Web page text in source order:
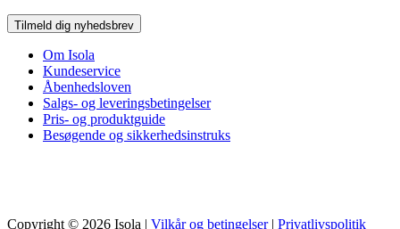
Tilmeld dig nyhedsbrev
Om Isola
Kundeservice
Åbenhedsloven
Salgs- og leveringsbetingelser
Pris- og produktguide
Besøgende og sikkerhedsinstruks
Copyright © 2026 Isola | Vilkår og betingelser| Privatlivspolitik